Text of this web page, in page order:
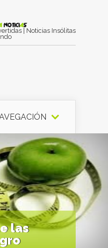
| Noticias Insólitas
las